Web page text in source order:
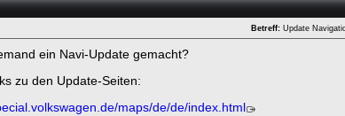
Betreff: Update
ein Navi-Update gemacht?
zu den Update-Seiten:
maps/de/de/index.html